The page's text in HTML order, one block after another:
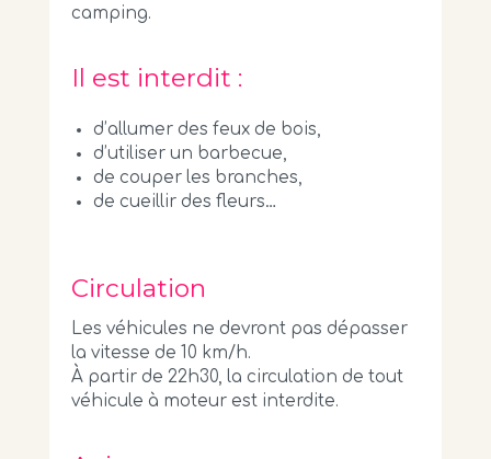
camping.
Il est interdit :
d’allumer des feux de bois,
d’utiliser un barbecue,
de couper les branches,
de cueillir des fleurs…
Circulation
Les véhicules ne devront pas dépasser
la vitesse de 10 km/h.
À partir de 22h30, la circulation de tout
véhicule à moteur est interdite.